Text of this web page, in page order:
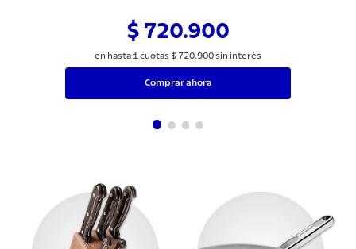
$ 720.900
en hasta 1 cuotas $ 720.900sin interés
Comprar ahora